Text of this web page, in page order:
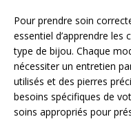
Pour prendre soin
essentiel d’apprendre
type de bijou. Chaque
nécessiter un entretien
utilisés et des pierres
besoins spécifiques de
soins appropriés pour